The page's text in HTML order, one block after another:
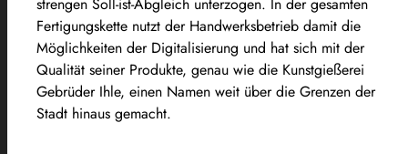
strengen Soll-ist-Abgleich unterzogen. In der gesamten
Fertigungskette nutzt der Handwerksbetrieb damit die
Möglichkeiten der Digitalisierung und hat sich mit der
Qualität seiner Produkte, genau wie die Kunstgießerei
Gebrüder Ihle, einen Namen weit über die Grenzen der
Stadt hinaus gemacht.